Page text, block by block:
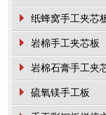
纸蜂窝手工夹芯
岩棉手工夹芯板
岩棉石膏手工夹
硫氧镁手工板